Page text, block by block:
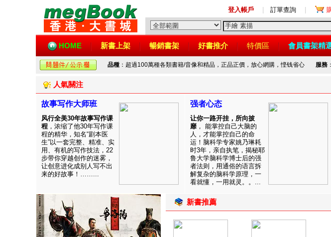
登入帳戶 訂單查詢
HOME 新書上架 暢銷書架 好書推介 特價區 會員書架精
品種 ：超過100萬種各類書籍/音像和精品，正品正價，放心網購，悭钱省心 服務
人氣關注
故事写作大师班
风行全美30年故事写作课
程 ，浓缩了他30年写作课
程的精华，知名“剧本医
生”以一套完整、精准、实
用、有机的写作技法，22
步带你穿越创作的迷雾，
让创意进化成别人写不出
来的好故事！……...
强者心态
让你一路开挂，所向披
靡 ， 能掌控自己大脑的
人，才能掌控自己的命
运！脑科学专家姚乃琳耗
时3年，亲自执笔，揭秘耶
鲁大学脑科学博士后的强
者法则，用通俗的语言拆
解复杂的脑科学原理，一
看就懂，一用就灵。。...
新書推薦